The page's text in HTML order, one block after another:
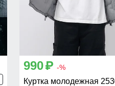
990 p -%
Куртка молодежная